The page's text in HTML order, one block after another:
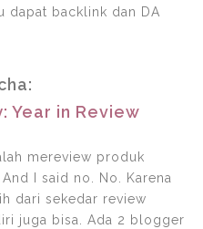
dapat backlink dan DA
Year in Review
mereview produk
I said no. No. Karena
dari sekedar review
juga bisa. Ada 2 blogger